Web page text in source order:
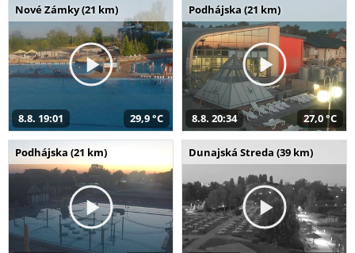
Nové Zámky (21 km)
8.8. 19:01 29,9 °C
Podhájska (21 km)
8.8. 20:34 27,0 °C
Podhájska (21 km) Dunajská Streda (39 km)